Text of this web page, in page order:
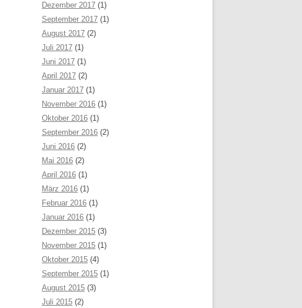
Dezember 2017 (1)
September 2017 (1)
August 2017 (2)
Juli 2017 (1)
Juni 2017 (1)
April 2017 (2)
Januar 2017 (1)
November 2016 (1)
Oktober 2016 (1)
September 2016 (2)
Juni 2016 (2)
Mai 2016 (2)
April 2016 (1)
März 2016 (1)
Februar 2016 (1)
Januar 2016 (1)
Dezember 2015 (3)
November 2015 (1)
Oktober 2015 (4)
September 2015 (1)
August 2015 (3)
Juli 2015 (2)